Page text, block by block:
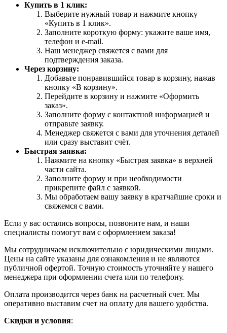
Купить в 1 клик:
Выберите нужный товар и нажмите кнопку
«Купить в 1 клик».
Заполните короткую форму: укажите ваше имя,
телефон и e-mail.
Наш менеджер свяжется с вами для
подтверждения заказа.
Через корзину:
Добавьте понравившийся товар в корзину, нажав
кнопку «В корзину».
Перейдите в корзину и нажмите «Оформить
заказ».
Заполните форму с контактной информацией и
отправьте заявку.
Менеджер свяжется с вами для уточнения деталей
или сразу выставит счёт.
Быстрая заявка:
Нажмите на кнопку «Быстрая заявка» в верхней
части сайта.
Заполните форму и при необходимости
прикрепите файл с заявкой.
Мы обработаем вашу заявку в кратчайшие сроки и
свяжемся с вами.
Если у вас остались вопросы, позвоните нам, и наши
специалисты помогут вам с оформлением заказа!
Мы сотрудничаем исключительно с юридическими лицами.
Цены на сайте указаны для ознакомления и не являются
публичной офертой. Точную стоимость уточняйте у нашего
менеджера при оформлении счета или по телефону.
Оплата производится через банк на расчетный счет. Мы
оперативно выставим счет на оплату для вашего удобства.
Скидки и условия: